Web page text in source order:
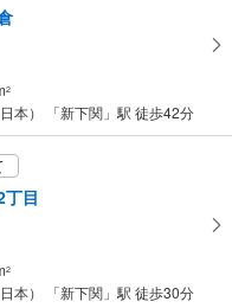
2
本） 「新下関」駅 徒歩42分
目
2
本） 「新下関」駅 徒歩30分